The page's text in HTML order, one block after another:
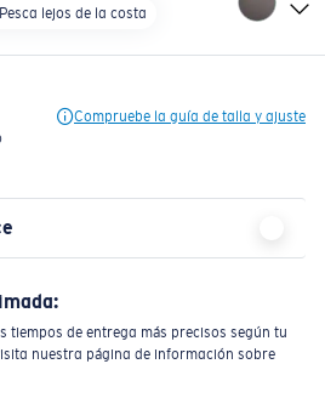
Pesca lejos de la costa
Compruebe la guía de talla y ajuste
tiempos de entrega más precisos según tu
nuestra página de información sobre